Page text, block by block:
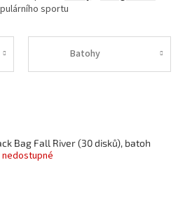
sportu
Batohy
Bag Fall River (30 disků), batoh